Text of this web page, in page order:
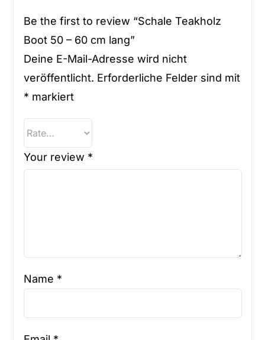
Be the first to review “Schale Teakholz
Boot 50 – 60 cm lang”
Deine E-Mail-Adresse wird nicht
veröffentlicht. Erforderliche Felder sind mit
* markiert
Your review *
Name *